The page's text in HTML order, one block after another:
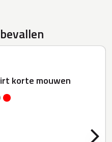
korte mouwen